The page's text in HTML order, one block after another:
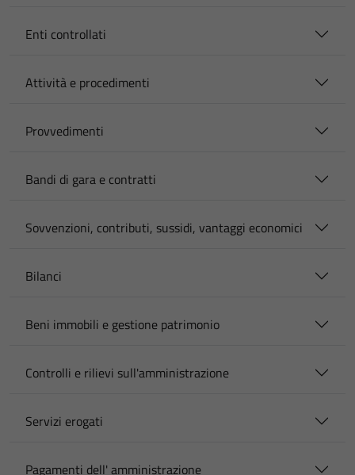
Enti controllati
Attività e procedimenti
Provvedimenti
Bandi di gara e contratti
Sovvenzioni, contributi, sussidi, vantaggi economici
Bilanci
Beni immobili e gestione patrimonio
Controlli e rilievi sull'amministrazione
Servizi erogati
Pagamenti dell' amministrazione